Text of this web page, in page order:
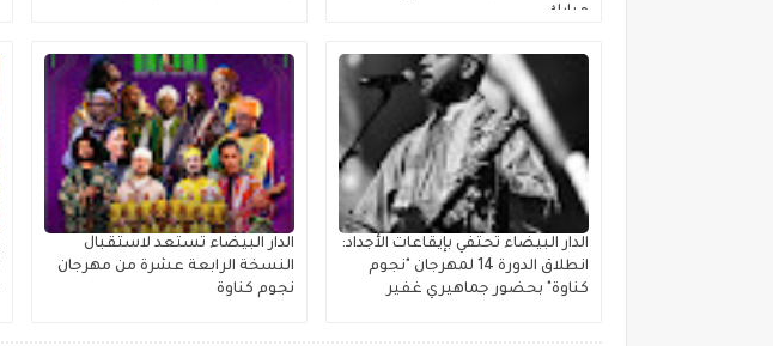
مبارك
الدار البيضاء تحتفي بإيقاعات الأجداد:
انطلاق الدورة 14 لمهرجان "نجوم
كناوة" بحضور جماهيري غفير
الدار البيضاء تستعد لاستقبال
النسخة الرابعة عشرة من مهرجان
نجوم كناوة